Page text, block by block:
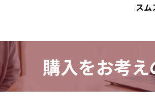
スム
購入をお考